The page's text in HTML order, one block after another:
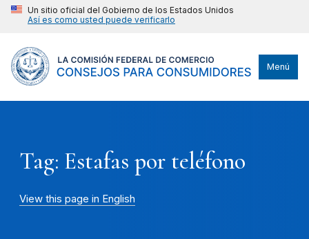
Un sitio oficial del Gobierno de los Estados Unidos
Así es como usted puede verificarlo
Menú
Tag: Estafas por teléfono
View this page in English